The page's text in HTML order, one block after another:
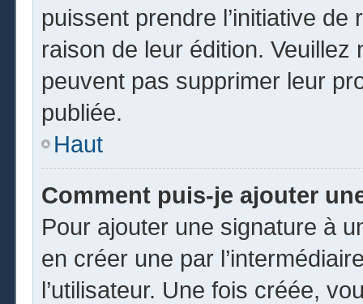
puissent prendre l’initiative
raison de leur édition.
peuvent pas supprimer leur
publiée.
Haut
Comment puis-je ajouter
Pour ajouter une signature à
en créer une par
l’utilisateur. Une fois créée,